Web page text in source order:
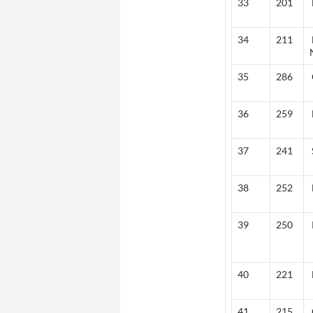
33 201
34 211
35 286
36 259
37 241
38 252
39 250
40 221